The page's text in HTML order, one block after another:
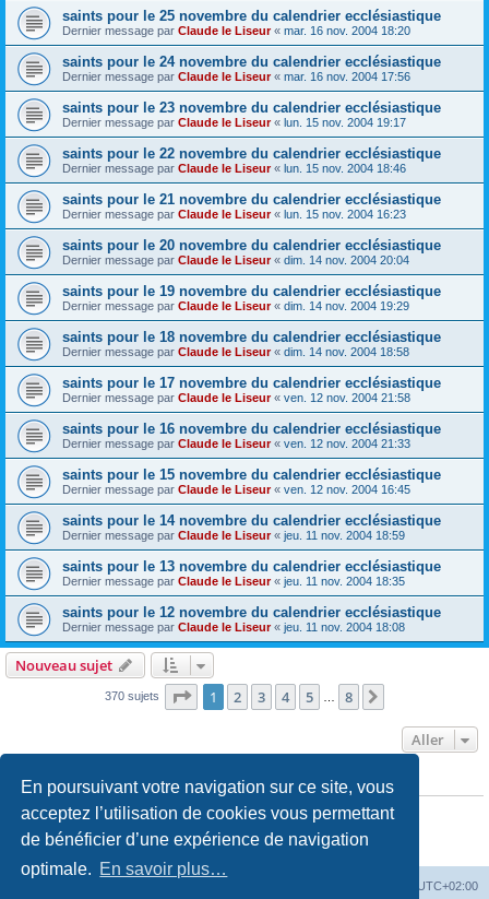
En poursuivant votre navigation sur ce site, vous
acceptez l’utilisation de cookies vous permettant
de bénéficier d’une expérience de navigation
optimale. En savoir plus…
saints pour le 25 novembre du calendrier ecclésiastique
Dernier message par Claude le Liseur« mar. 16 nov. 2004 18:20
saints pour le 24 novembre du calendrier ecclésiastique
Dernier message par Claude le Liseur« mar. 16 nov. 2004 17:56
saints pour le 23 novembre du calendrier ecclésiastique
Dernier message par Claude le Liseur« lun. 15 nov. 2004 19:17
saints pour le 22 novembre du calendrier ecclésiastique
Dernier message par Claude le Liseur« lun. 15 nov. 2004 18:46
saints pour le 21 novembre du calendrier ecclésiastique
Dernier message par Claude le Liseur« lun. 15 nov. 2004 16:23
saints pour le 20 novembre du calendrier ecclésiastique
Dernier message par Claude le Liseur« dim. 14 nov. 2004 20:04
saints pour le 19 novembre du calendrier ecclésiastique
Dernier message par Claude le Liseur« dim. 14 nov. 2004 19:29
saints pour le 18 novembre du calendrier ecclésiastique
Dernier message par Claude le Liseur« dim. 14 nov. 2004 18:58
saints pour le 17 novembre du calendrier ecclésiastique
Dernier message par Claude le Liseur« ven. 12 nov. 2004 21:58
saints pour le 16 novembre du calendrier ecclésiastique
Dernier message par Claude le Liseur« ven. 12 nov. 2004 21:33
saints pour le 15 novembre du calendrier ecclésiastique
Dernier message par Claude le Liseur« ven. 12 nov. 2004 16:45
saints pour le 14 novembre du calendrier ecclésiastique
Dernier message par Claude le Liseur« jeu. 11 nov. 2004 18:59
saints pour le 13 novembre du calendrier ecclésiastique
Dernier message par Claude le Liseur« jeu. 11 nov. 2004 18:35
saints pour le 12 novembre du calendrier ecclésiastique
Dernier message par Claude le Liseur« jeu. 11 nov. 2004 18:08
Nouveau sujet
370 sujets Page 1sur8
1 2 3 4 5 8
Aller
PERMISSIONS DU FORUM
Vousne pouvez paspublier de nouveaux sujets dans ce forum
Vousne pouvez pasrépondre aux sujets dans ce forum
Vousne pouvez pasmodifier vos messages dans ce forum
supprimer vos messages dans ce forum
UTC+02:00